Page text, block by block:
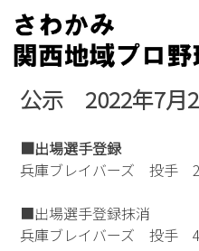
Skip
content
公示 2022年7月
■出場選手登録
兵庫ブレイバーズ 投
■出場選手登録抹消
兵庫ブレイバーズ 投